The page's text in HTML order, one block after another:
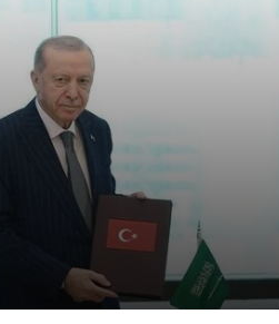
دولة تنضم لتحالف بحري دفاعي بقيادة
السعودية لتأمين باب المندب .. تفاصيل
تحقيقات رسمية تكشف سبب الانفجار
الناجم في سفينتي النقل بميناء ساحلي
جمهورية مصر العربية
تعليق مصري لافت على الهجمات ضد
السعودية